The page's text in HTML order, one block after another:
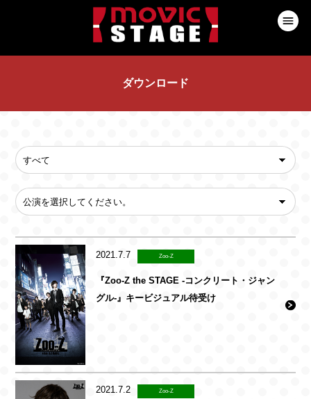
ダウンロード
2021.7.7 Zoo-Z
『Zoo-Z the STAGE -コンクリート・ジャン
グル-』キービジュアル待受け
2021.7.2 Zoo-Z